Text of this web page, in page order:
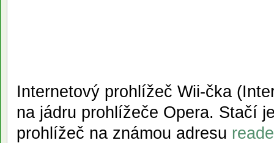
Internetový prohlížeč Wii-čka
na jádru prohlížeče Opera. Stačí
prohlížeč na známou adresu